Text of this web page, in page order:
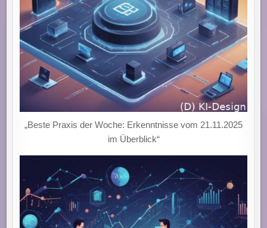
„Beste Praxis der Woche: Erkenntnisse vom 21.11.2025
im Überblick“